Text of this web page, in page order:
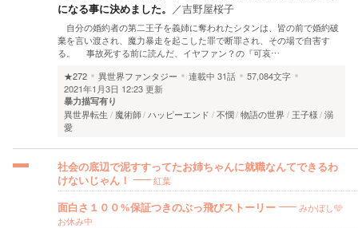
になる事に決めました。 ／吉野屋桜子
自分の婚約者の第二王子を義姉に奪われたシタンは、皆の前で婚約破
棄を言い渡され、魔力暴走を起こした罪で断罪され、その場で自害す
る。 事故死する前に読んだ、イヤファン？の『可哀…
★272
異世界ファンタジー 連載中 31話
57,084文字
2021年1月3日 12:23 更新
暴力描写有り
異世界転生 魔術師 ハッピーエンド 不憫 物語の世界 王子様 溺
愛
社会の底辺で泥すすってたお姉ちゃんに就職なんてできるわ
けないじゃん！
紅葉
面白さ１００%保証つきのぶっ飛びストーリー
みかぼし🩵
お休み中